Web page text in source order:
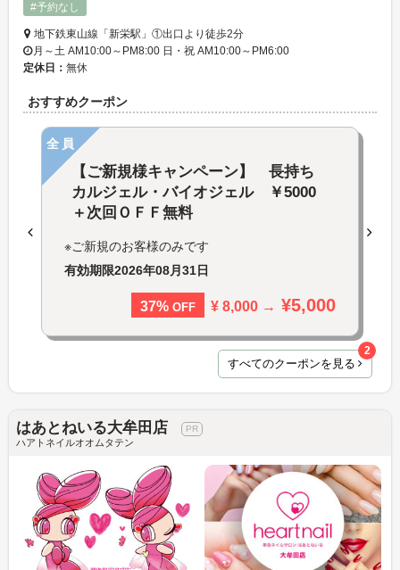
#予約なし
地下鉄東山線「新栄駅」①出口より徒歩2分
月～土 AM10:00～PM8:00 日・祝 AM10:00～PM6:00
定休日： 無休
おすすめクーポン
全員
【ご新規様キャンペーン】 長持ち
カルジェル・バイオジェル ￥5000
＋次回ＯＦＦ無料
※ご新規のお客様のみです
有効期限2026年08月31日
37% OFF ¥ 8,000 → ¥5,000
すべてのクーポンを見る
2
はあとねいる大牟田店
ハアトネイルオオムタテン